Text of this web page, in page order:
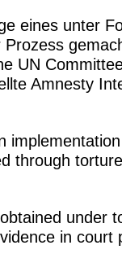
eines unter
UN
Amnesty
through
under
in court